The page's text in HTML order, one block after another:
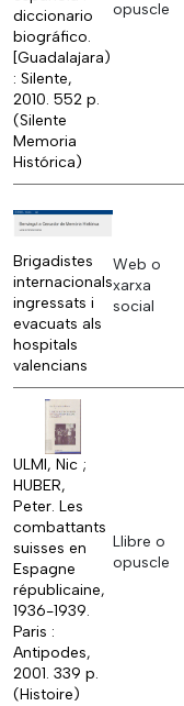
diccionario
biográfico.
[Guadalajara)
: Silente,
2010. 552 p.
(Silente
Memoria
Histórica)
opuscle
Brigadistes
internacionals
ingressats i
evacuats als
hospitals
valencians
Web o
xarxa
social
ULMI, Nic ;
HUBER,
Peter. Les
combattants
suisses en
Espagne
républicaine,
1936-1939.
Paris :
Antipodes,
2001. 339 p.
(Histoire)
Llibre o
opuscle